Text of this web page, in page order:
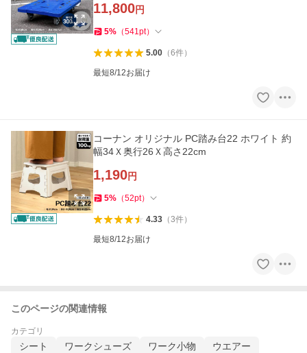
11,800円
5% （541pt）
5.00（6件）
最短8/12お届け
コーナン オリジナル PC踏み台22 ホワイト 約
幅34Ｘ奥行26Ｘ高さ22cm
1,190円
5% （52pt）
4.33（3件）
最短8/12お届け
このページの関連情報
カテゴリ
シート ワークシューズ ワーク小物 ウエアー